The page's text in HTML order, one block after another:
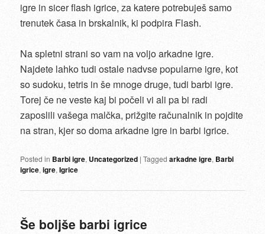
igre in sicer flash igrice, za katere potrebuješ samo
trenutek časa in brskalnik, ki podpira Flash.
Na spletni strani so vam na voljo arkadne igre.
Najdete lahko tudi ostale nadvse popularne igre, kot
so sudoku, tetris in še mnoge druge, tudi barbi igre.
Torej če ne veste kaj bi počeli vi ali pa bi radi
zaposlili vašega malčka, prižgite računalnik in pojdite
na stran, kjer so doma arkadne igre in barbi igrice.
Posted in Barbi igre,Uncategorized |Tagged arkadne igre, Barbi
igrice,igre,Igrice
Še boljše barbi igrice